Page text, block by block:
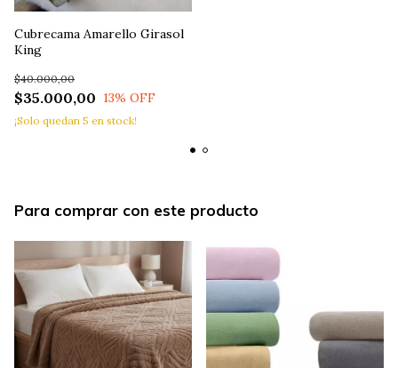
Cubrecama Amarello Girasol
King
$35.000,00
$40.000,00
13% OFF
¡Solo quedan 5 en stock!
Para comprar con este producto